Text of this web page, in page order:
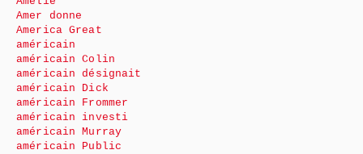
Amer donne
America Great
américain
américain Colin
américain désignait
américain Dick
américain Frommer
américain investi
américain Murray
américain Public